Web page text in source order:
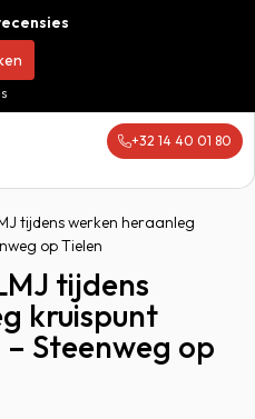
+32 14 40 01 80
tijdens werken heraanleg
op Tielen
tijdens
kruispunt
Steenweg op